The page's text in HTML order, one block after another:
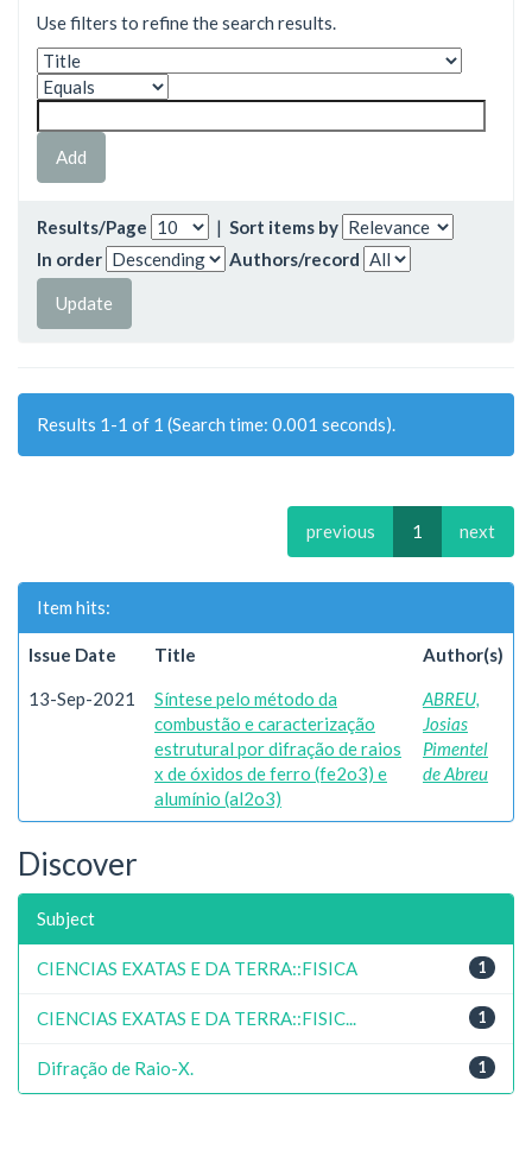
Use filters to refine the search results.
Results/Page | Sort items by
In order
Authors/record
Results 1-1 of 1 (Search time: 0.001 seconds).
previous 1 next
Item hits:
Issue Date Title Author(s)
13-Sep-2021
Síntese pelo método da
combustão e caracterização
estrutural por difração de raios
x de óxidos de ferro (fe2o3) e
alumínio (al2o3)
ABREU,
Josias
Pimentel
de Abreu
Discover
Subject
1
CIENCIAS EXATAS E DA TERRA::FISICA
1
CIENCIAS EXATAS E DA TERRA::FISIC...
1
Difração de Raio-X.